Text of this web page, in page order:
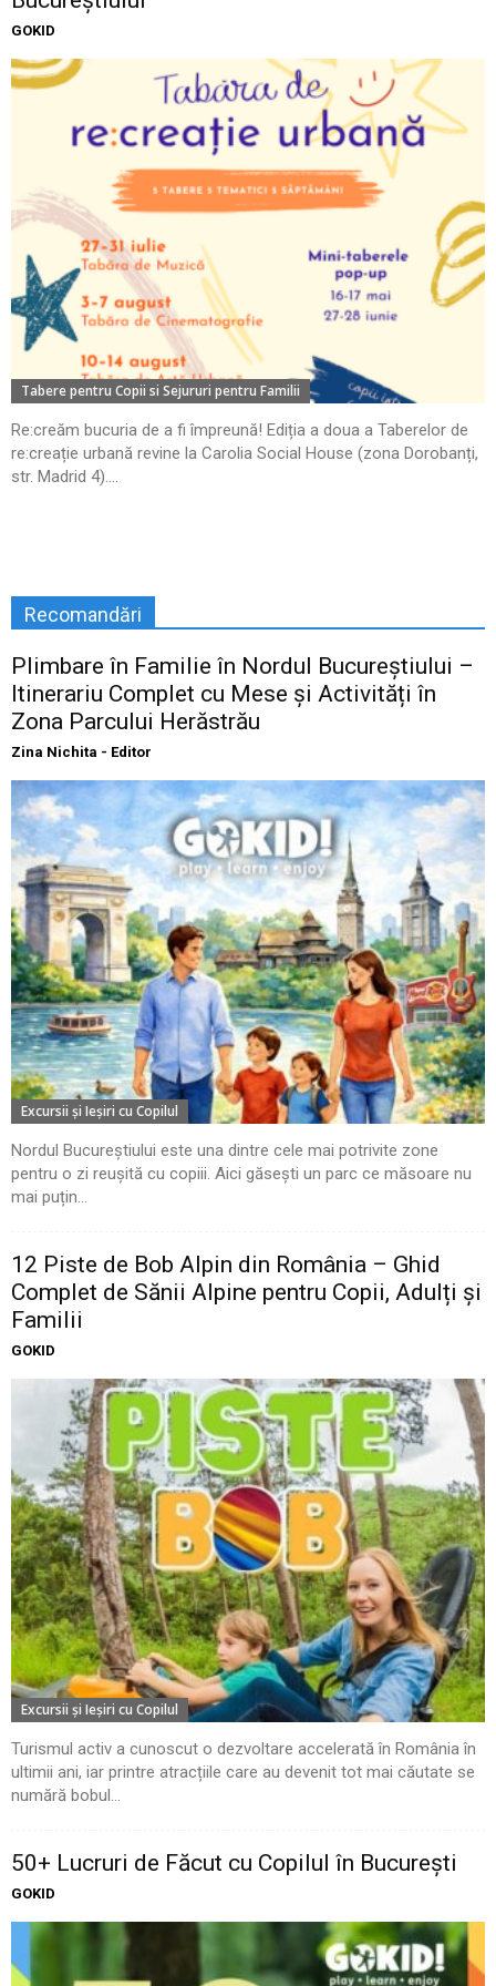
GOKID
Tabere pentru Copii si Sejururi pentru Familii
Re:creăm bucuria de a fi împreună! Ediția a doua a Taberelor de
re:creație urbană revine la Carolia Social House (zona Dorobanți,
str. Madrid 4)....
Recomandări
Plimbare în Familie în Nordul Bucureștiului –
Itinerariu Complet cu Mese și Activități în
Zona Parcului Herăstrău
Zina Nichita - Editor
Excursii şi Ieşiri cu Copilul
Nordul Bucureștiului este una dintre cele mai potrivite zone
pentru o zi reușită cu copiii. Aici găsești un parc ce măsoare nu
mai puțin...
12 Piste de Bob Alpin din România – Ghid
Complet de Sănii Alpine pentru Copii, Adulți și
Familii
GOKID
Excursii şi Ieşiri cu Copilul
Turismul activ a cunoscut o dezvoltare accelerată în România în
ultimii ani, iar printre atracțiile care au devenit tot mai căutate se
numără bobul...
50+ Lucruri de Făcut cu Copilul în București
GOKID